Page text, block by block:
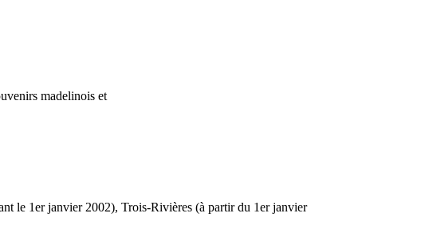
madelinois et
le 1er janvier 2002), Trois-Rivières (à partir du 1er janvier